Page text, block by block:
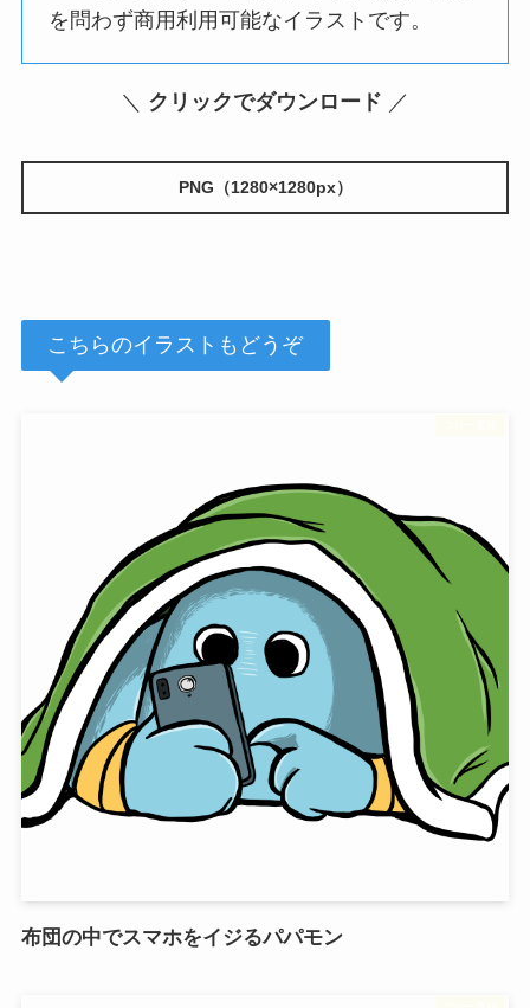
を問わず商用利用可能なイラストです。
＼ クリックでダウンロード ／
PNG（1280×1280px）
こちらのイラストもどうぞ
布団の中でスマホをイジるパパモン